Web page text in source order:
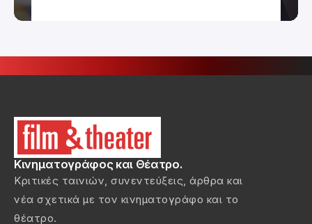
Κινηματογράφος και Θέατρο.
Κριτικές ταινιών, συνεντεύξεις, άρθρα και
νέα σχετικά με τον κινηματογράφο και το
θέατρο.